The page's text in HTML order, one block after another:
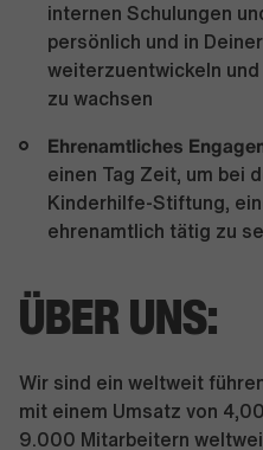
internen Schulungen
persönlich und in
weiterzuentwickeln
zu wachsen
Ehrenamtliches
einen Tag Zeit, um bei
Kinderhilfe-Stiftung,
ehrenamtlich tätig zu
ÜBER UNS:
Wir sind ein weltweit
mit einem Umsatz von
9.000 Mitarbeitern